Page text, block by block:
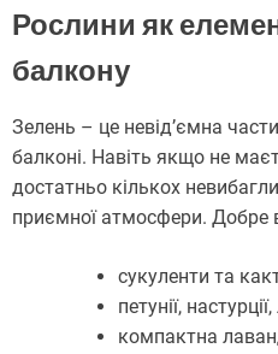
Рослини як
балкону
Зелень – це невід’ємна
балконі. Навіть якщо не
достатньо кількох
приємної атмосфери. Добре
сукуленти та
петунії,
компактна